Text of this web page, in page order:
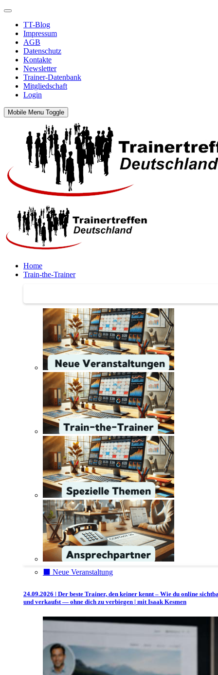
TT-Blog
Impressum
AGB
Datenschutz
Kontakte
Newsletter
Trainer-Datenbank
Mitgliedschaft
Login
Mobile Menu Toggle
Home
Train-the-Trainer
⬛️ Neue Veranstaltung
24.09.2026 | Der beste Trainer, den keiner kennt – Wie du online
und verkaufst — ohne dich zu verbiegen | mit Isaak Kesmen